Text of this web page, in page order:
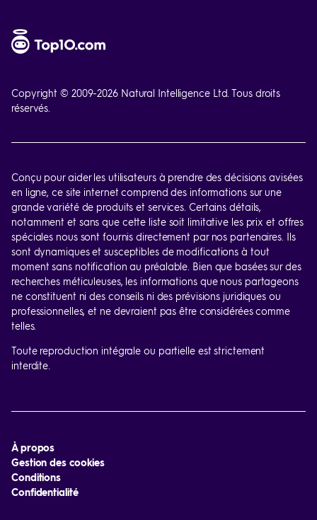
Copyright © 2009-2026Natural Intelligence Ltd. Tous droits
réservés.
Conçu pour aider les utilisateurs à prendre des décisions avisées
en ligne, ce site internet comprend des informations sur une
grande variété de produits et services. Certains détails,
notamment et sans que cette liste soit limitative les prix et offres
spéciales nous sont fournis directement par nos partenaires. Ils
sont dynamiques et susceptibles de modifications à tout
moment sans notification au préalable. Bien que basées sur des
recherches méticuleuses, les informations que nous partageons
ne constituent ni des conseils ni des prévisions juridiques ou
professionnelles, et ne devraient pas être considérées comme
telles.
Toute reproduction intégrale ou partielle est strictement
interdite.
À propos
Gestion des cookies
Conditions
Confidentialité